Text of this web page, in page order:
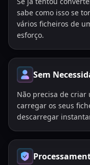
sabe como isso se
vários ficheiros de
esforço.
Sem
Não precisa de criar
carregar os seus
descarregar